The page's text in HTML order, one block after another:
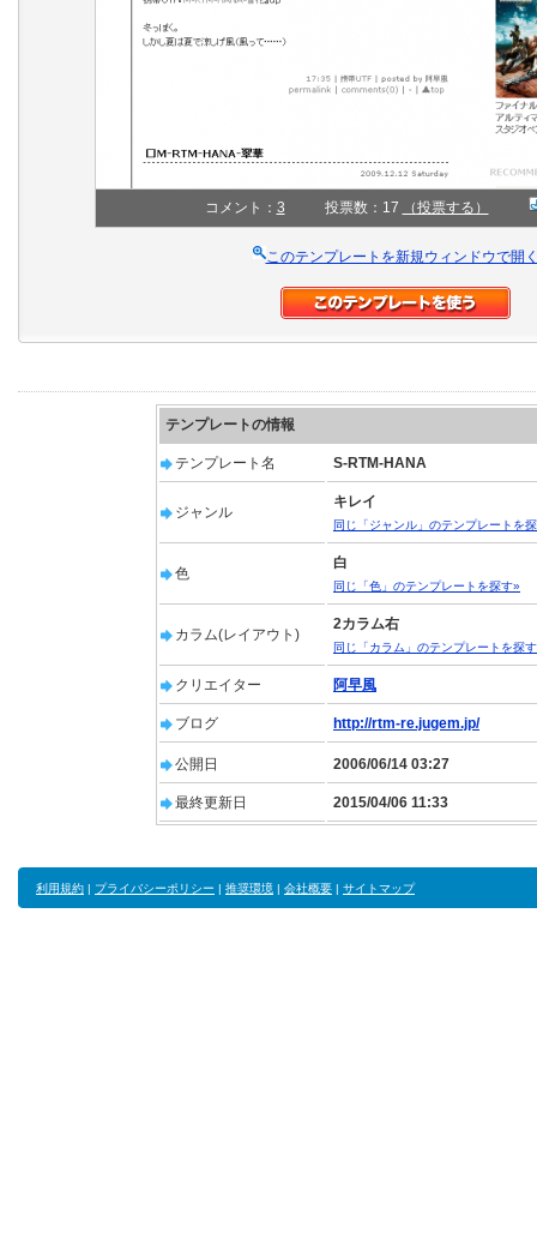
コメント： 3 投票数：17 （投票する）
このテンプレートを新規ウィンドウで開
テンプレートの情報
テンプレート名 S-RTM-HANA
ジャンル
キレイ
同じ「ジャンル」のテンプレートを
色
白
同じ「色」のテンプレートを探す»
カラム(レイアウト)
2カラム右
同じ「カラム」のテンプレートを探
クリエイター 阿早風
ブログ http://rtm-re.jugem.jp/
公開日 2006/06/14 03:27
最終更新日 2015/04/06 11:33
利用規約 | プライバシーポリシー | 推奨環境 | 会社概要 | サイトマップ